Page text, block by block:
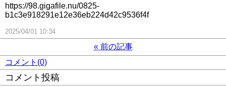
https://98.gigafile.nu/0825-
b1c3e918291e12e36eb224d42c9536f4f
2025/04/01 10:34
« 前の記事
コメント(0)
コメント投稿